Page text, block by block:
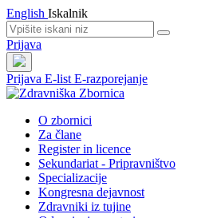
English Iskalnik
Prijava
Prijava E-list E-razporejanje
O zbornici
Za člane
Register in licence
Sekundariat - Pripravništvo
Specializacije
Kongresna dejavnost
Zdravniki iz tujine